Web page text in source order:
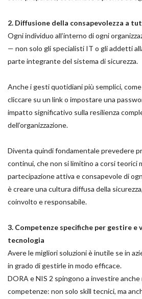
2. Diffusione della consapevolezza a
Ogni individuo all’interno di ogni
— non solo gli specialisti IT o gli addetti
parte integrante del sistema di sicurezza.
Anche i gesti quotidiani più semplici,
cliccare su un link o impostare una
impatto significativo sulla resilienza
dell’organizzazione.
Diventa quindi fondamentale prevedere
continui, che non si limitino a corsi teorici
partecipazione attiva e consapevole di
è creare una cultura diffusa della
coinvolto e responsabile.
3. Competenze specifiche per gestire e
tecnologia
Avere le migliori soluzioni è inutile se in
in grado di gestirle in modo efficace.
DORA e NIS 2 spingono a investire
competenze: non solo skill tecnici, ma